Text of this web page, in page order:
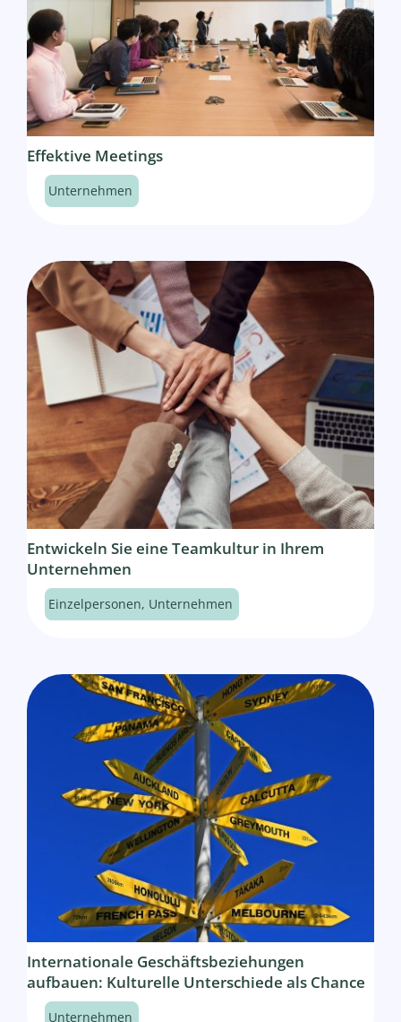
Effektive Meetings
Unternehmen
Entwickeln Sie eine Teamkultur in Ihrem
Unternehmen
Einzelpersonen, Unternehmen
Internationale Geschäftsbeziehungen
aufbauen: Kulturelle Unterschiede als Chance
Unternehmen